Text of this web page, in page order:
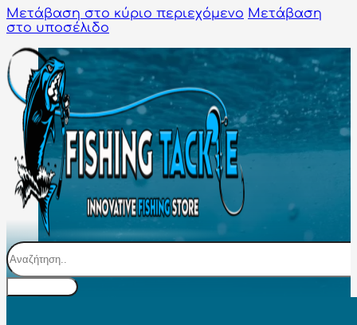
Μετάβαση στο κύριο περιεχόμενο Μετάβαση
στο υποσέλιδο
Αναζήτηση